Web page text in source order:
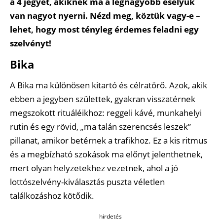
van nagyot nyerni. Nézd meg, köztük vagy-e –
lehet, hogy most tényleg érdemes feladni egy
szelvényt!
Bika
A Bika ma különösen kitartó és célratörő. Azok, akik
ebben a jegyben születtek, gyakran visszatérnek
megszokott rituáléikhoz: reggeli kávé, munkahelyi
rutin és egy rövid, „ma talán szerencsés leszek”
pillanat, amikor betérnek a trafikhoz. Ez a kis ritmus
és a megbízható szokások ma előnyt jelenthetnek,
mert olyan helyzetekhez vezetnek, ahol a jó
lottószelvény-kiválasztás puszta véletlen
találkozáshoz kötődik.
hirdetés